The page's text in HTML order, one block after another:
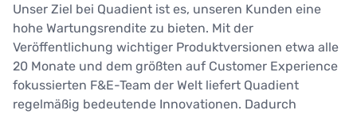
Unser Ziel bei Quadient ist es, unseren Kunden eine
hohe Wartungsrendite zu bieten. Mit der
Veröffentlichung wichtiger Produktversionen etwa alle
20 Monate und dem größten auf Customer Experience
fokussierten F&E-Team der Welt liefert Quadient
regelmäßig bedeutende Innovationen. Dadurch